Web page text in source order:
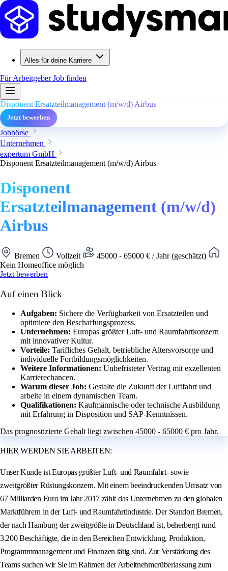
Alles für deine Karriere
Für ArbeitgeberJob finden
Disponent Ersatzteilmanagement (m/w/d) Airbus
Jetzt bewerben
Jobbörse
Unternehmen
expertum GmbH
Disponent Ersatzteilmanagement (m/w/d) Airbus
Disponent
Ersatzteilmanagement (m/w/d)
Airbus
Bremen Vollzeit
45000 - 65000 € / Jahr (geschätzt)
Kein Homeoffice möglich
Jetzt bewerben
Auf einen Blick
Aufgaben: Sichere die Verfügbarkeit von Ersatzteilen und
optimiere den Beschaffungsprozess.
Unternehmen: Europas größter Luft- und Raumfahrtkonzern
mit innovativer Kultur.
Vorteile: Tarifliches Gehalt, betriebliche Altersvorsorge und
individuelle Fortbildungsmöglichkeiten.
Weitere Informationen: Unbefristeter Vertrag mit exzellenten
Karrierechancen.
Warum dieser Job: Gestalte die Zukunft der Luftfahrt und
arbeite in einem dynamischen Team.
Qualifikationen: Kaufmännische oder technische Ausbildung
mit Erfahrung in Disposition und SAP-Kenntnissen.
Das prognostizierte Gehalt liegt zwischen 45000 - 65000 € pro Jahr.
HIER WERDEN SIE ARBEITEN:
Unser Kunde ist Europas größter Luft- und Raumfahrt- sowie
zweitgrößter Rüstungskonzern. Mit einem beeindruckenden Umsatz von
67 Milliarden Euro im Jahr 2017 zählt das Unternehmen zu den globalen
Marktführern in der Luft- und Raumfahrtindustrie. Der Standort Bremen,
der nach Hamburg der zweitgrößte in Deutschland ist, beherbergt rund
3.200 Beschäftigte, die in den Bereichen Entwicklung, Produktion,
Programmmanagement und Finanzen tätig sind. Zur Verstärkung des
Teams suchen wir Sie im Rahmen der Arbeitnehmerüberlassung zum